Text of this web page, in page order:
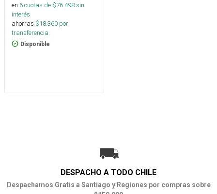
en 6cuotas de $76.498sin
interés
ahorras $18.360 por
transferencia.
Disponible
DESPACHO A TODO CHILE
Despachamos Gratis a Santiago y Regiones por compras sobre